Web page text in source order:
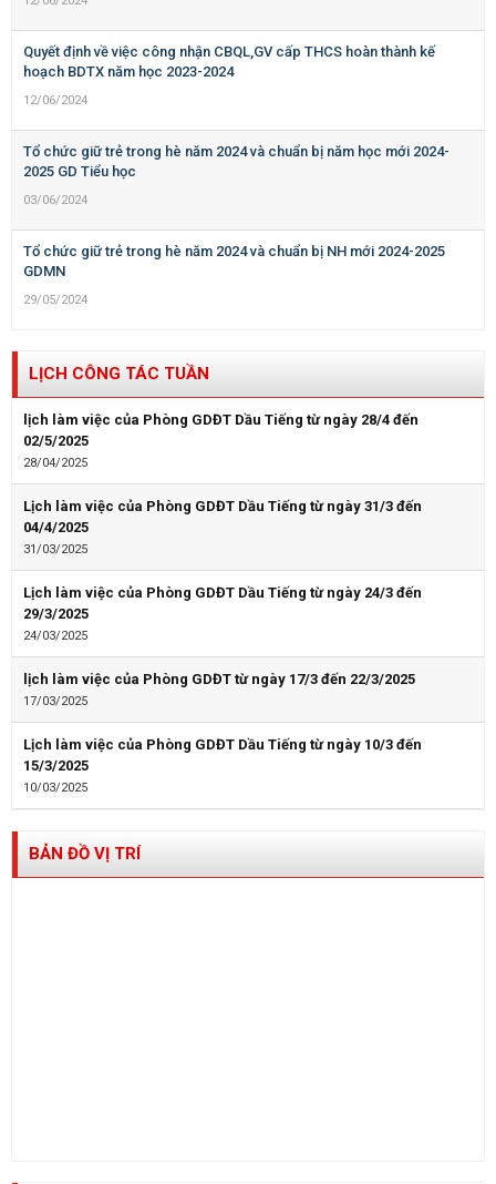
Quyết định về việc công nhận CBQL,GV cấp THCS hoàn thành kế
hoạch BDTX năm học 2023-2024
12/06/2024
Tổ chức giữ trẻ trong hè năm 2024 và chuẩn bị năm học mới 2024-
2025 GD Tiểu học
03/06/2024
Tổ chức giữ trẻ trong hè năm 2024 và chuẩn bị NH mới 2024-2025
GDMN
29/05/2024
LỊCH CÔNG TÁC TUẦN
lịch làm việc của Phòng GDĐT Dầu Tiếng từ ngày 28/4 đến
02/5/2025
28/04/2025
Lịch làm việc của Phòng GDĐT Dầu Tiếng từ ngày 31/3 đến
04/4/2025
31/03/2025
Lịch làm việc của Phòng GDĐT Dầu Tiếng từ ngày 24/3 đến
29/3/2025
24/03/2025
lịch làm việc của Phòng GDĐT từ ngày 17/3 đến 22/3/2025
17/03/2025
Lịch làm việc của Phòng GDĐT Dầu Tiếng từ ngày 10/3 đến
15/3/2025
10/03/2025
BẢN ĐỒ VỊ TRÍ